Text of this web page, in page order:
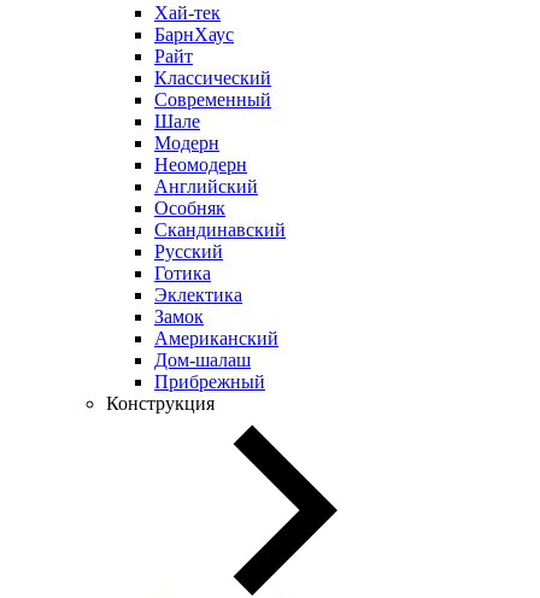
Хай-тек
БарнХаус
Райт
Классический
Современный
Шале
Модерн
Неомодерн
Английский
Особняк
Скандинавский
Русский
Готика
Эклектика
Замок
Американский
Дом-шалаш
Прибрежный
Конструкция